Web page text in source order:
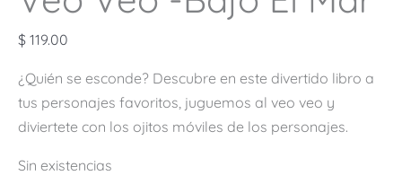
$ 119.00
¿Quién se esconde? Descubre en este divertido libro a
tus personajes favoritos, juguemos al veo veo y
diviertete con los ojitos móviles de los personajes.
Sin existencias